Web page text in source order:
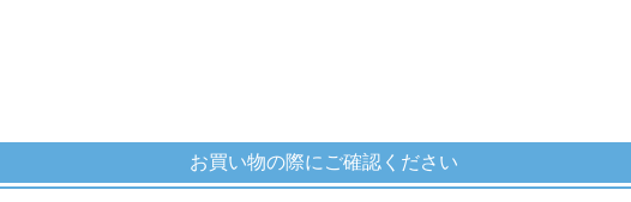
お買い物の際にご確認ください